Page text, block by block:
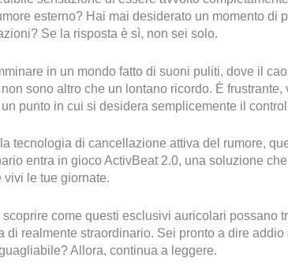
esterno? Hai mai desiderato un momento di
Se la risposta è sì, non sei solo.
in un mondo fatto di suoni puliti, dove il
sono altro che un lontano ricordo. È
punto in cui si desidera semplicemente il
tecnologia di cancellazione attiva del rumore,
entra in gioco ActivBeat 2.0, una soluzione
le tue giornate.
come questi esclusivi auricolari possano
di realmente straordinario. Sei pronto a dire
Allora, continua a leggere.